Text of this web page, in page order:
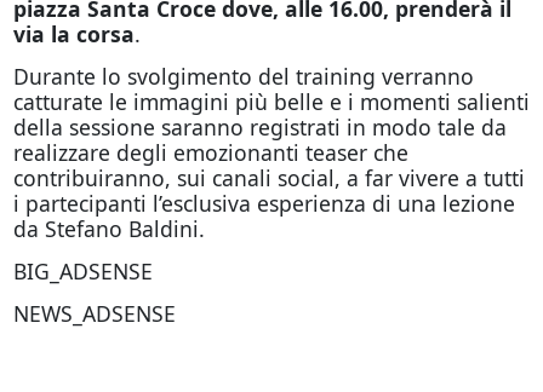
piazza Santa Croce dove, alle 16.00, prenderà il
via la corsa.
Durante lo svolgimento del training verranno
catturate le immagini più belle e i momenti salienti
della sessione saranno registrati in modo tale da
realizzare degli emozionanti teaser che
contribuiranno, sui canali social, a far vivere a tutti
i partecipanti l’esclusiva esperienza di una lezione
da Stefano Baldini.
BIG_ADSENSE
NEWS_ADSENSE